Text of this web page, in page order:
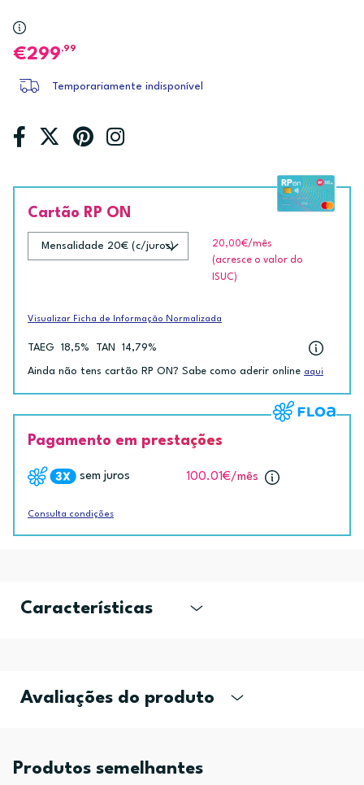
299,99
Temporariamente indisponível
Cartão RP ON
20,00€/mês
(acresce o valor do
ISUC)
Visualizar Ficha de Informação Normalizada
TAEG 18,5% TAN 14,79%
Ainda não tens cartão RP ON? Sabe como aderir online aqui
Pagamento em prestações
sem juros 100.01€/mês
Consulta condições
Características
Avaliações do produto
Produtos semelhantes